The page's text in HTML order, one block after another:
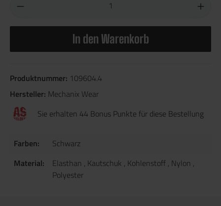
In den Warenkorb
Produktnummer: 109604.4
Hersteller: Mechanix Wear
Sie erhalten 44 Bonus Punkte für diese Bestellung
Farben:
Schwarz
Material:
Elasthan , Kautschuk , Kohlenstoff , Nylon ,
Polyester